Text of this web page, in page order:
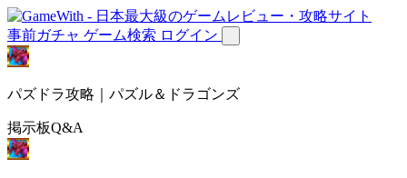
事前ガチャ ゲーム検索 ログイン
パズドラ攻略｜パズル＆ドラゴンズ
掲示板Q&A